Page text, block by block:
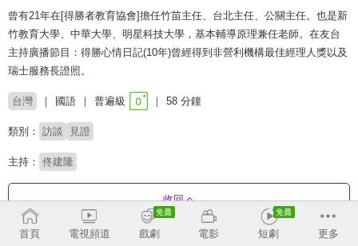
曾有21年在[得勝者教育協會]擔任竹苗主任、台北主任、公關主任。也是新
竹教育大學、中華大學、明星科技大學，基本輔導原理兼任老師。在友台
主持廣播節目：得勝心情日記(10年)曾經得到非營利機構最佳經理人獎以及
瑞士服務長證照。
台灣 國語 普遍級 58 分鐘
類別： 訪談 見證
主持： 佟建隆
收回
首頁 電視頻道 戲劇 電影 短劇 更多